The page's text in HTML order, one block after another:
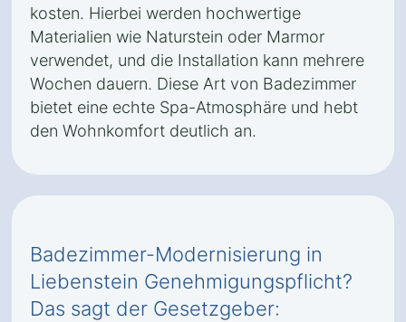
kosten. Hierbei werden hochwertige
Materialien wie Naturstein oder Marmor
verwendet, und die Installation kann mehrere
Wochen dauern. Diese Art von Badezimmer
bietet eine echte Spa-Atmosphäre und hebt
den Wohnkomfort deutlich an.
Badezimmer-Modernisierung in
Liebenstein Genehmigungspflicht?
Das sagt der Gesetzgeber: